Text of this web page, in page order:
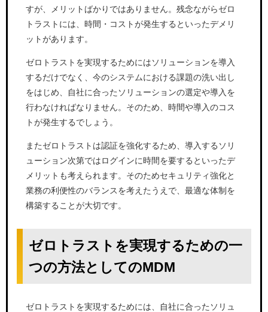
すが、メリットばかりではありません。残念ながらゼロ
トラストには、時間・コストが発生するといったデメリ
ットがあります。
ゼロトラストを実現するためにはソリューションを導入
するだけでなく、今のシステムにおける課題の洗い出し
をはじめ、自社に合ったソリューションの選定や導入を
行わなければなりません。そのため、時間や導入のコス
トが発生するでしょう。
またゼロトラストは認証を強化するため、導入するソリ
ューション次第ではログインに時間を要するといったデ
メリットも考えられます。そのためセキュリティ強化と
業務の利便性のバランスを考えたうえで、最適な体制を
構築することが大切です。
ゼロトラストを実現するための一
つの方法としてのMDM
ゼロトラストを実現するためには、自社に合ったソリュ